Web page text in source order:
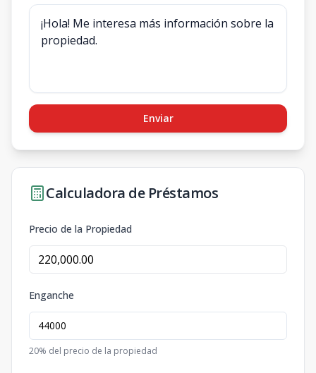
Enviar
Calculadora de Préstamos
Precio de la Propiedad
Enganche
20% del precio de la propiedad